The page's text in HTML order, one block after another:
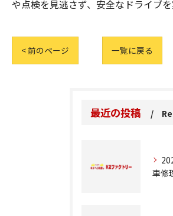
や点検を見逃さず、安全なドライブを
< 前のページ 一覧に戻る
最近の投稿